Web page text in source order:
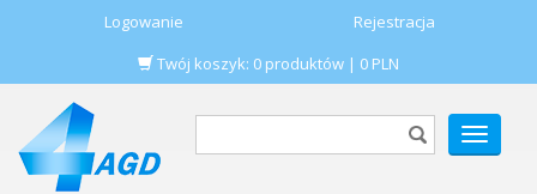
Logowanie
Rejestracja
Twój koszyk: 0 produktów | 0 PLN
POKAŻ
MENU